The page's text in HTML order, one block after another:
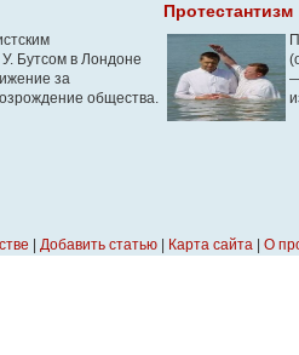
Бутсом в Лондоне
за
общества.
Протестантизм
Добавить статью Карта сайта О